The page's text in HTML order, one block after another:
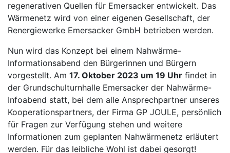
regenerativen Quellen für Emersacker entwickelt. Das
Wärmenetz wird von einer eigenen Gesellschaft, der
Renergiewerke Emersacker GmbH betrieben werden.
Nun wird das Konzept bei einem Nahwärme-
Informationsabend den Bürgerinnen und Bürgern
vorgestellt. Am 17. Oktober 2023 um 19 Uhr findet in
der Grundschulturnhalle Emersacker der Nahwärme-
Infoabend statt, bei dem alle Ansprechpartner unseres
Kooperationspartners, der Firma GP JOULE, persönlich
für Fragen zur Verfügung stehen und weitere
Informationen zum geplanten Nahwärmenetz erläutert
werden. Für das leibliche Wohl ist dabei gesorgt!